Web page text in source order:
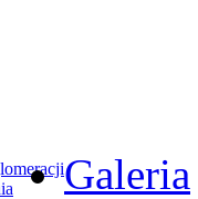
Galeria